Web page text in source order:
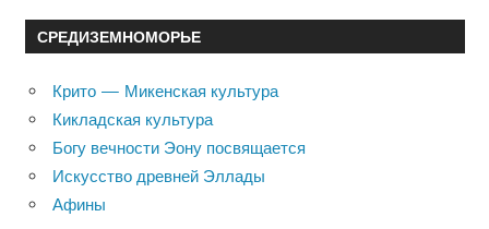
СРЕДИЗЕМНОМОРЬЕ
Крито — Микенская культура
Кикладская культура
Богу вечности Эону посвящается
Искусство древней Эллады
Афины